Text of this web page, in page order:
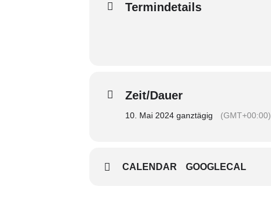
Termindetails
Zeit/Dauer
10. Mai 2024 ganztägig (GMT+00:00)
CALENDAR GOOGLECAL